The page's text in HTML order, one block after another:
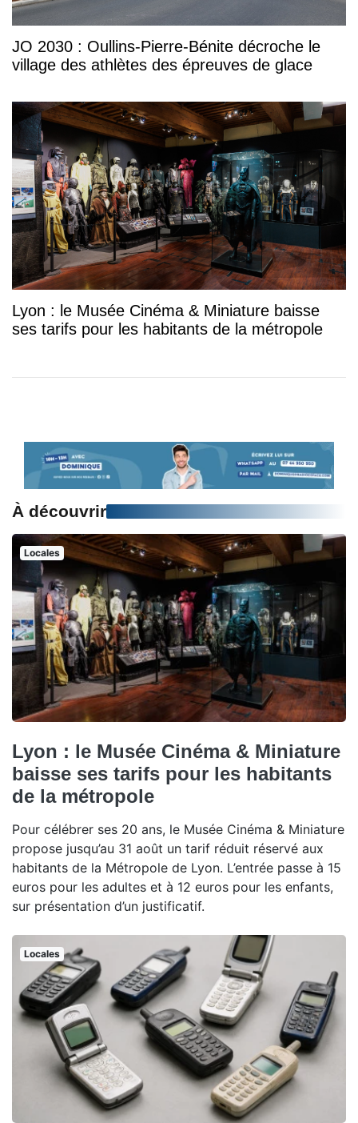
JO 2030 : Oullins-Pierre-Bénite décroche le
village des athlètes des épreuves de glace
Lyon : le Musée Cinéma & Miniature baisse
ses tarifs pour les habitants de la métropole
À découvrir
Locales
Lyon : le Musée Cinéma & Miniature
baisse ses tarifs pour les habitants
de la métropole
Pour célébrer ses 20 ans, le Musée Cinéma & Miniature
propose jusqu’au 31 août un tarif réduit réservé aux
habitants de la Métropole de Lyon. L’entrée passe à 15
euros pour les adultes et à 12 euros pour les enfants,
sur présentation d’un justificatif.
Locales